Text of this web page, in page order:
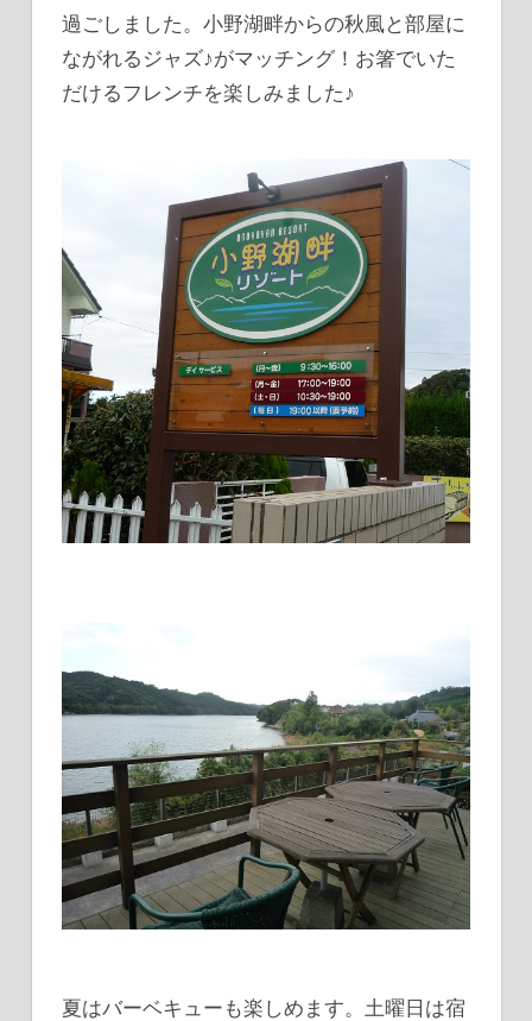
過ごしました。小野湖畔からの秋風と部屋に
ながれるジャズ♪がマッチング！お箸でいた
だけるフレンチを楽しみました♪
夏はバーベキューも楽しめます。土曜日は宿